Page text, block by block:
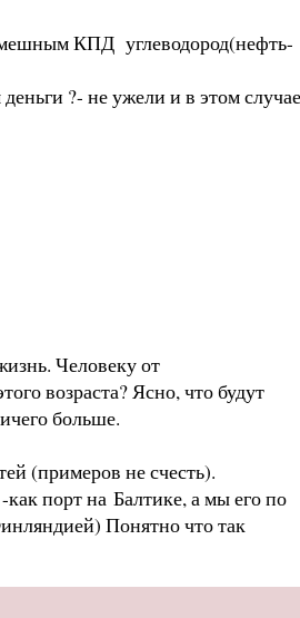
КПД углеводород(нефть-
?- не ужели и в этом случае
Человеку от
возраста? Ясно, что будут
больше.
(примеров не счесть).
порт на Балтике, а мы его по
Понятно что так